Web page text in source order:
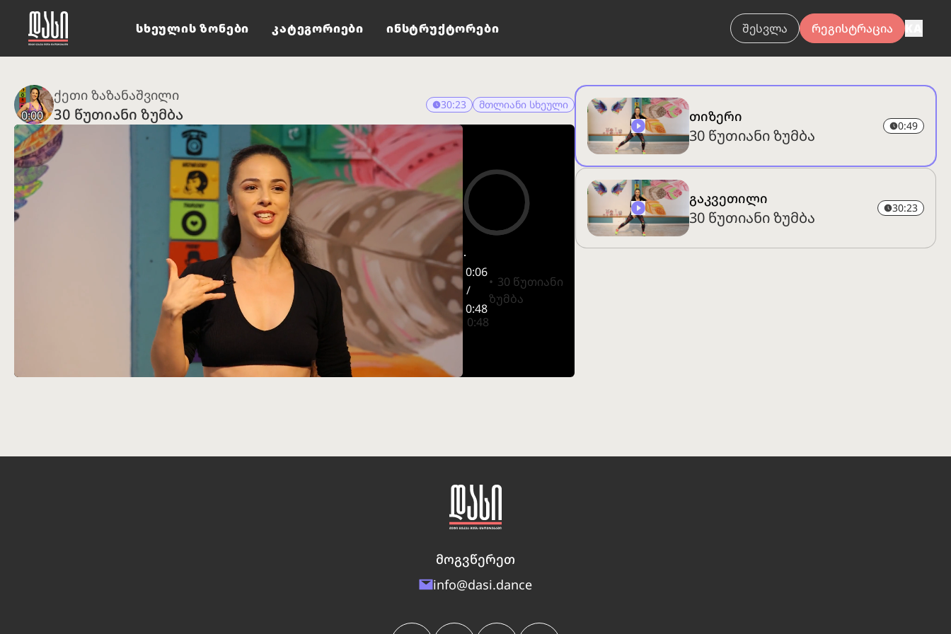
სხეულის ზონები კატეგორიები ინსტრუქტორები შესვლა რეგისტრაცია
ქეთი ზაზანაშვილი
30 წუთიანი ზუმბა
30:23 მთლიანი სხეული
0:06
/
0:48
30 წუთიანი
ზუმბა
0:00
0:48
თიზერი
30 წუთიანი ზუმბა
0:49
გაკვეთილი
30 წუთიანი ზუმბა
30:23
მოგვწერეთ
info@dasi.dance